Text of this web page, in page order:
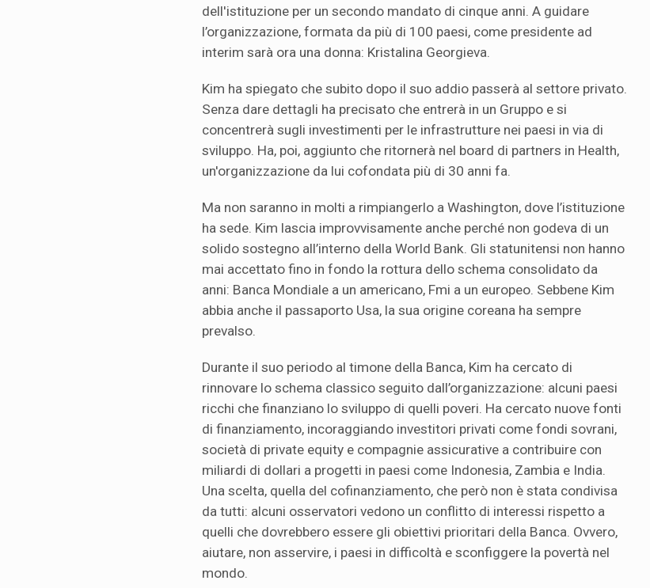
dell'istituzione per un secondo mandato di cinque anni. A guidare
l’organizzazione, formata da più di 100 paesi, come presidente ad
interim sarà ora una donna: Kristalina Georgieva.
Kim ha spiegato che subito dopo il suo addio passerà al settore privato.
Senza dare dettagli ha precisato che entrerà in un Gruppo e si
concentrerà sugli investimenti per le infrastrutture nei paesi in via di
sviluppo. Ha, poi, aggiunto che ritornerà nel board di partners in Health,
un'organizzazione da lui cofondata più di 30 anni fa.
Ma non saranno in molti a rimpiangerlo a Washington, dove l’istituzione
ha sede. Kim lascia improvvisamente anche perché non godeva di un
solido sostegno all’interno della World Bank. Gli statunitensi non hanno
mai accettato fino in fondo la rottura dello schema consolidato da
anni: Banca Mondiale a un americano, Fmi a un europeo. Sebbene Kim
abbia anche il passaporto Usa, la sua origine coreana ha sempre
prevalso.
Durante il suo periodo al timone della Banca, Kim ha cercato di
rinnovare lo schema classico seguito dall’organizzazione: alcuni paesi
ricchi che finanziano lo sviluppo di quelli poveri. Ha cercato nuove fonti
di finanziamento, incoraggiando investitori privati ​​come fondi sovrani,
società di private equity e compagnie assicurative a contribuire con
miliardi di dollari a progetti in paesi come Indonesia, Zambia e India.
Una scelta, quella del cofinanziamento, che però non è stata condivisa
da tutti: alcuni osservatori vedono un conflitto di interessi rispetto a
quelli che dovrebbero essere gli obiettivi prioritari della Banca. Ovvero,
aiutare, non asservire, i paesi in difficoltà e sconfiggere la povertà nel
mondo.